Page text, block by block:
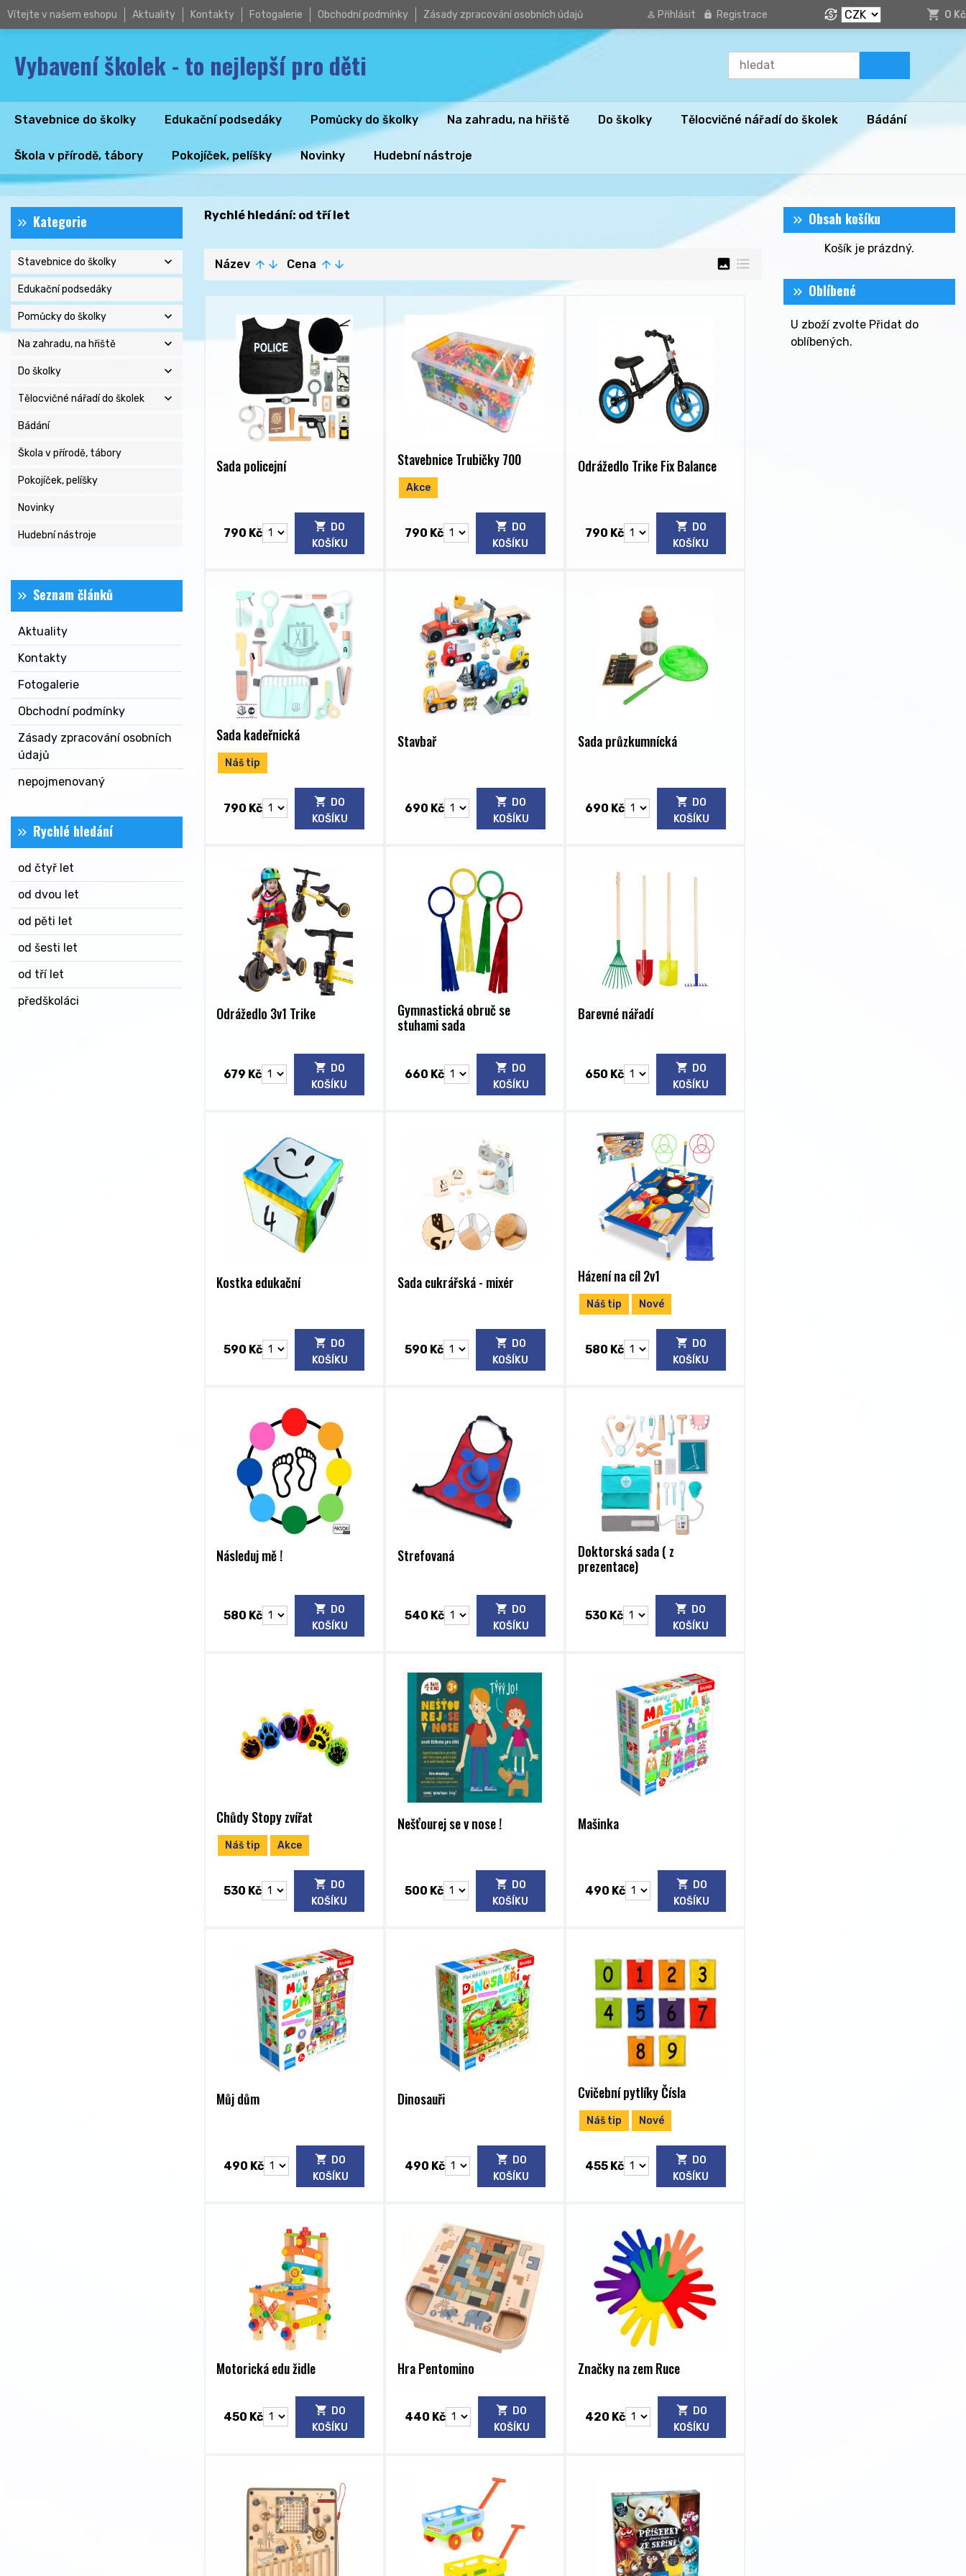
Vítejte v našem eshopu Aktuality Kontakty Fotogalerie Obchodní podmínky Zásady zpracování osobních údajů Přihlásit Registrace 0 Kč
Vybavení školek - to nejlepší pro děti
Stavebnice do školky Edukační podsedáky Pomůcky do školky Na zahradu, na hřiště Do školky Tělocvičné nářadí do školek Bádání
Škola v přírodě, tábory Pokojíček, pelíšky Novinky Hudební nástroje
Kategorie
Stavebnice do školky expand_more
Edukační podsedáky
Pomůcky do školky expand_more
Na zahradu, na hřiště expand_more
Do školky expand_more
Tělocvičné nářadí do školek expand_more
Bádání
Škola v přírodě, tábory
Pokojíček, pelíšky
Novinky
Hudební nástroje
Seznam článků
Aktuality
Kontakty
Fotogalerie
Obchodní podmínky
Zásady zpracování osobních
údajů
nepojmenovaný
Rychlé hledání
od čtyř let
od dvou let
od pěti let
od šesti let
od tří let
předškoláci
Rychlé hledání: od tří let
Název arrow_upward arrow_downward Cena arrow_upward arrow_downward image format_list_bulleted
Sada policejní
790 Kč
DO
KOŠÍKU
Akce
Stavebnice Trubičky 700
790 Kč
DO
KOŠÍKU
Odrážedlo Trike Fix Balance
790 Kč
DO
KOŠÍKU
Náš tip
Sada kadeřnická
790 Kč
DO
KOŠÍKU
Stavbař
690 Kč
DO
KOŠÍKU
Sada průzkumnícká
690 Kč
DO
KOŠÍKU
Odrážedlo 3v1 Trike
679 Kč
DO
KOŠÍKU
Gymnastická obruč se
stuhami sada
660 Kč
DO
KOŠÍKU
Barevné nářadí
650 Kč
DO
KOŠÍKU
Kostka edukační
590 Kč
DO
KOŠÍKU
Sada cukrářská - mixér
590 Kč
DO
KOŠÍKU
Náš tip Nové
Házení na cíl 2v1
580 Kč
DO
KOŠÍKU
Následuj mě !
580 Kč
DO
KOŠÍKU
Strefovaná
540 Kč
DO
KOŠÍKU
Doktorská sada ( z
prezentace)
530 Kč
DO
KOŠÍKU
Náš tip Akce
Chůdy Stopy zvířat
530 Kč
DO
KOŠÍKU
Nešťourej se v nose !
500 Kč
DO
KOŠÍKU
Mašinka
490 Kč
DO
KOŠÍKU
Můj dům
490 Kč
DO
KOŠÍKU
Dinosauři
490 Kč
DO
KOŠÍKU
Náš tip Nové
Cvičební pytlíky Čísla
455 Kč
DO
KOŠÍKU
Motorická edu židle
450 Kč
DO
KOŠÍKU
Hra Pentomino
440 Kč
DO
KOŠÍKU
Značky na zem Ruce
420 Kč
DO
KOŠÍKU
Obsah košíku
Košík je prázdný.
Oblíbené
U zboží zvolte Přidat do
oblíbených.